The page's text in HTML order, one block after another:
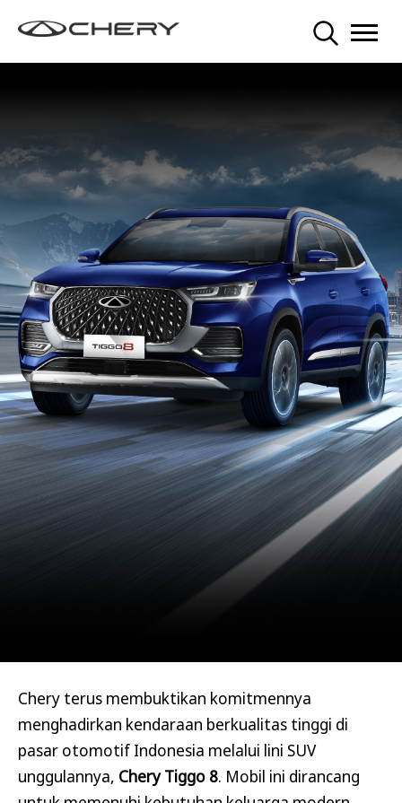
Chery terus membuktikan komitmennya
menghadirkan kendaraan berkualitas tinggi di
pasar otomotif Indonesia melalui lini SUV
unggulannya, Chery Tiggo 8. Mobil ini dirancang